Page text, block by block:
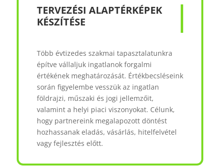
TERVEZÉSI ALAPTÉRKÉPEK
KÉSZÍTÉSE
Több évtizedes szakmai tapasztalatunkra
építve vállaljuk ingatlanok forgalmi
értékének meghatározását. Értékbecsléseink
során figyelembe vesszük az ingatlan
földrajzi, műszaki és jogi jellemzőit,
valamint a helyi piaci viszonyokat. Célunk,
hogy partnereink megalapozott döntést
hozhassanak eladás, vásárlás, hitelfelvétel
vagy fejlesztés előtt.